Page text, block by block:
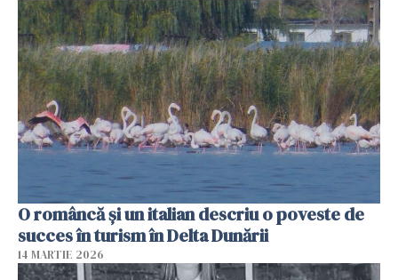
O româncă și un italian descriu o poveste de
succes în turism în Delta Dunării
14 MARTIE 2026